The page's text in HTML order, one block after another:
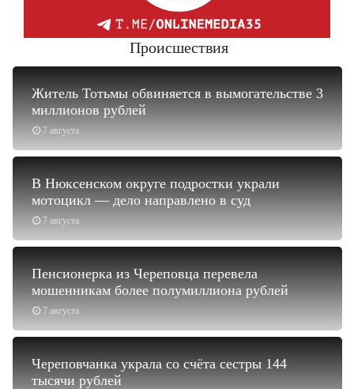
Происшествия
7 августа
Житель Тотьмы обвиняется в вымогательстве 3
миллионов рублей
7 августа
В Нюксенском округе подростки украли
мотоцикл — дело направлено в суд
7 августа
Пенсионерка из Череповца перевела
мошенникам более полумиллиона рублей
Череповчанка украла со счёта сестры 144
тысячи рублей